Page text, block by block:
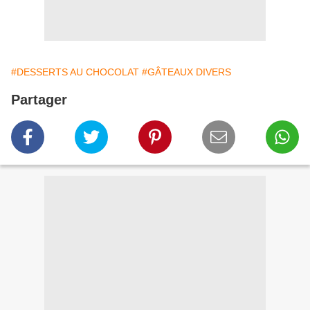
#DESSERTS AU CHOCOLAT #GÂTEAUX DIVERS
Partager